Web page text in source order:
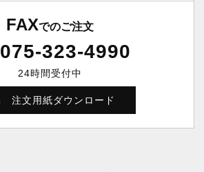
FAXでのご注文
075-323-4990
24時間受付中
注文用紙ダウンロード